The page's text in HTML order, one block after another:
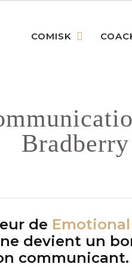
COMISK
de Emotional
devient un
communicant.